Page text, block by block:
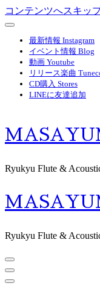
コンテンツへスキッ
最新情報 Instagram
イベント情報 Blog
動画 Youtube
リリース楽曲
CD購入 Stores
LINEに友達追加
Ryukyu Flute &
Ryukyu Flute &